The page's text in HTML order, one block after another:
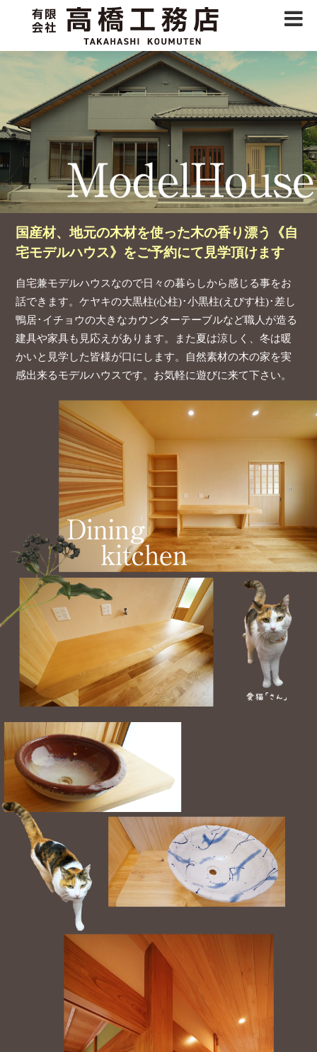
国産材、地元の木材を使った木の香り漂う
《自
宅モデルハウス》をご予約にて見学頂けます
自宅兼モデルハウスなので日々の暮らしから感じる事をお
話できます。ケヤキの大黒柱(心柱)･小黒柱(えびす柱)･差し
鴨居･イチョウの大きなカウンターテーブルなど職人が造る
建具や家具も見応えがあります。
また夏は涼しく、冬は暖
かいと見学した皆様が口にします。 自然素材の木の家を実
感出来るモデルハウスです。お気軽に遊びに来て下さい。